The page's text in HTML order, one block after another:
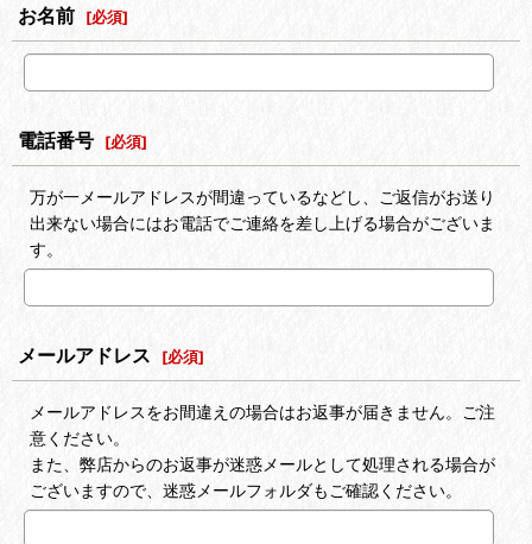
お名前 [必須]
電話番号 [必須]
万が一メールアドレスが間違っているなどし、ご返信がお送り
出来ない場合にはお電話でご連絡を差し上げる場合がございま
す。
メールアドレス [必須]
メールアドレスをお間違えの場合はお返事が届きません。ご注
意ください。
また、弊店からのお返事が迷惑メールとして処理される場合が
ございますので、迷惑メールフォルダもご確認ください。